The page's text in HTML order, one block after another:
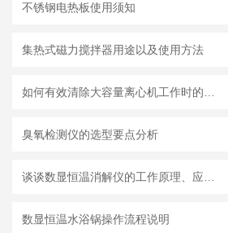
不锈钢电热板使用须知
集热式磁力搅拌器用途以及使用方法
臭氧检测仪的选型要点分析
数显恒温水浴锅​操作流程说明